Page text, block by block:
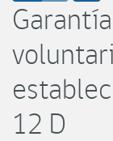
12 D